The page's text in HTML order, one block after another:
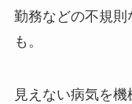
勤務などの不規
も。
見えない病気を